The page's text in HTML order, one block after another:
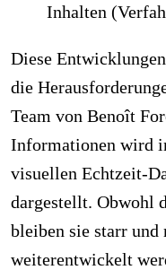
Inhalten
Diese
die
Team von Benoît
Informationen wird
visuellen Echtzeit-
dargestellt. Obwohl
bleiben sie starr und
weiterentwickelt